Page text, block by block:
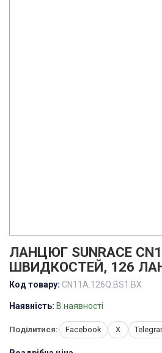
ЛАНЦЮГ SUNRACE
ШВИДКОСТЕЙ, 126
Код товару: CN11A.126Q.BS1.BX
Наявність: В наявності
Поділитися: Facebook X